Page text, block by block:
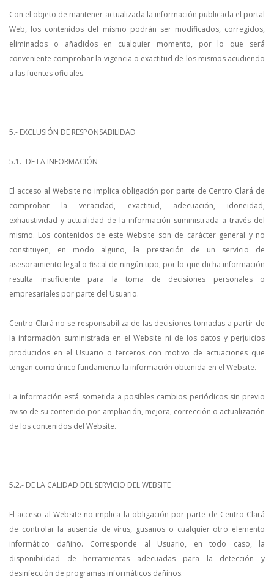
Con el objeto de mantener actualizada la información publicada el portal
Web, los contenidos del mismo podrán ser modificados, corregidos,
eliminados o añadidos en cualquier momento, por lo que será
conveniente comprobar la vigencia o exactitud de los mismos acudiendo
a las fuentes oficiales.
5.- EXCLUSIÓN DE RESPONSABILIDAD
5.1.- DE LA INFORMACIÓN
El acceso al Website no implica obligación por parte de Centro Clará de
comprobar la veracidad, exactitud, adecuación, idoneidad,
exhaustividad y actualidad de la información suministrada a través del
mismo. Los contenidos de este Website son de carácter general y no
constituyen, en modo alguno, la prestación de un servicio de
asesoramiento legal o fiscal de ningún tipo, por lo que dicha información
resulta insuficiente para la toma de decisiones personales o
empresariales por parte del Usuario.
Centro Clará no se responsabiliza de las decisiones tomadas a partir de
la información suministrada en el Website ni de los datos y perjuicios
producidos en el Usuario o terceros con motivo de actuaciones que
tengan como único fundamento la información obtenida en el Website.
La información está sometida a posibles cambios periódicos sin previo
aviso de su contenido por ampliación, mejora, corrección o actualización
de los contenidos del Website.
5.2.- DE LA CALIDAD DEL SERVICIO DEL WEBSITE
El acceso al Website no implica la obligación por parte de Centro Clará
de controlar la ausencia de virus, gusanos o cualquier otro elemento
informático dañino. Corresponde al Usuario, en todo caso, la
disponibilidad de herramientas adecuadas para la detección y
desinfección de programas informáticos dañinos.